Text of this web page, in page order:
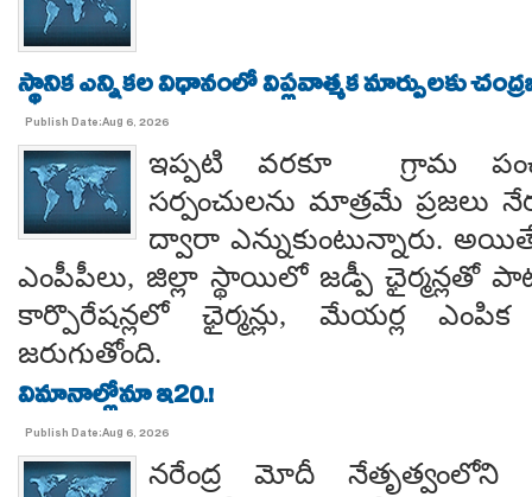
స్థానిక ఎన్నికల విధానంలో విప్లవాత్మక మార్పులకు
Publish Date:Aug 6, 2026
ఇప్పటి వరకూ గ్రామ
సర్పంచులను మాత్రమే ప్రజలు
ద్వారా ఎన్నుకుంటున్నారు.
ఎంపీపీలు, జిల్లా స్థాయిలో జడ్పీ ఛైర్మన్లతో
కార్పొరేషన్లలో ఛైర్మన్లు, మేయర్ల ఎంపిక
జరుగుతోంది.
విమానాల్లోనూ ఇ20.!
Publish Date:Aug 6, 2026
నరేంద్ర మోదీ నేతృత్వంలోని